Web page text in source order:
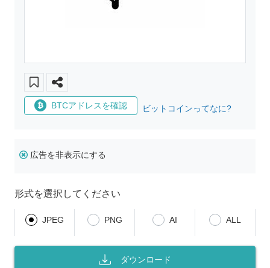
BTCアドレスを確認 ビットコインってなに?
広告を非表示にする
形式を選択してください
JPEG PNG AI ALL
ダウンロード